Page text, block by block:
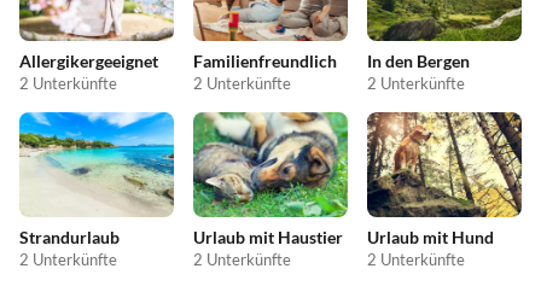
Allergikergeeignet
2 Unterkünfte
Familienfreundlich
2 Unterkünfte
In den Bergen
2 Unterkünfte
Strandurlaub
2 Unterkünfte
Urlaub mit Haustier
2 Unterkünfte
Urlaub mit Hund
2 Unterkünfte